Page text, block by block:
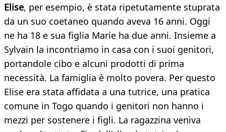
Elise, per esempio, è stata ripetutamente stuprata
da un suo coetaneo quando aveva 16 anni. Oggi
ne ha 18 e sua figlia Marie ha due anni. Insieme a
Sylvain la incontriamo in casa con i suoi genitori,
portandole cibo e alcuni prodotti di prima
necessità. La famiglia è molto povera. Per questo
Elise era stata affidata a una tutrice, una pratica
comune in Togo quando i genitori non hanno i
mezzi per sostenere i figli. La ragazzina veniva